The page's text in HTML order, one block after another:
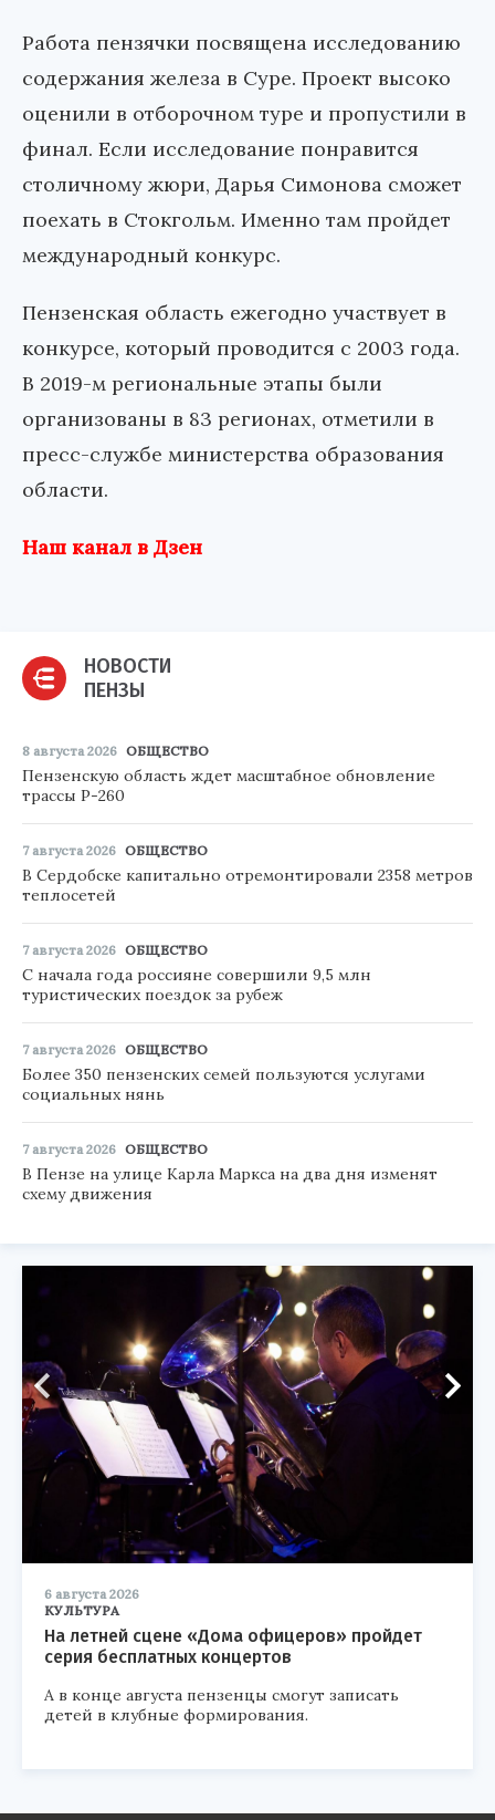
Работа пензячки посвящена исследованию
содержания железа в Суре. Проект высоко
оценили в отборочном туре и пропустили в
финал. Если исследование понравится
столичному жюри, Дарья Симонова сможет
поехать в Стокгольм. Именно там пройдет
международный конкурс.
Пензенская область ежегодно участвует в
конкурсе, который проводится с 2003 года.
В 2019-м региональные этапы были
организованы в 83 регионах, отметили в
пресс-службе министерства образования
области.
Наш канал в Дзен
НОВОСТИ
ПЕНЗЫ
8 августа 2026 ОБЩЕСТВО
Пензенскую область ждет масштабное обновление
трассы Р-260
7 августа 2026 ОБЩЕСТВО
В Сердобске капитально отремонтировали 2358 метров
теплосетей
7 августа 2026 ОБЩЕСТВО
С начала года россияне совершили 9,5 млн
туристических поездок за рубеж
7 августа 2026 ОБЩЕСТВО
Более 350 пензенских семей пользуются услугами
социальных нянь
7 августа 2026 ОБЩЕСТВО
В Пензе на улице Карла Маркса на два дня изменят
схему движения
6 августа 2026
КУЛЬТУРА
На летней сцене «Дома офицеров» пройдет
серия бесплатных концертов
А в конце августа пензенцы смогут записать
детей в клубные формирования.